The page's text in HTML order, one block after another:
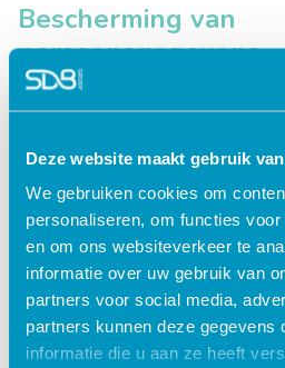
Deze website maakt gebruik
We gebruiken cookies om
personaliseren, om functies
en om ons websiteverkeer te
informatie over uw gebruik van
partners voor social media,
partners kunnen deze gegevens
informatie die u aan ze heeft
Bescherming van
persoonsgegevens
Bij SDB worden technische en
maatregelen getroffen om te
ISO27001 en NEN7510
SDB kunnen alleen bij data die zij
nodig hebben om hun
Voor vragen die zich specifiek
technische maatregelen, kunt u
via:security@sdbgroep.nl.